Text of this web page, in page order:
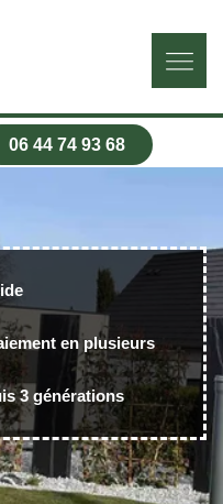
06 44 74 93 68
en plusieurs
3 générations